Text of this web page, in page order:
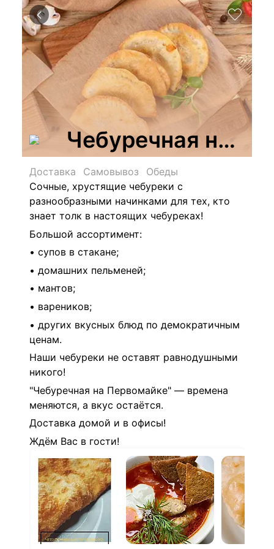
Чебуречная на
Доставка Самовывоз
Обеды
Сочные, хрустящие чебуреки с
разнообразными начинками для тех, кто
знает толк в настоящих чебуреках!
Большой ассортимент:
• супов в стакане;
• домашних пельменей;
• мантов;
• вареников;
• других вкусных блюд по демократичным
ценам.
Наши чебуреки не оставят равнодушными
никого!
"Чебуречная на Первомайке" — времена
меняются, а вкус остаётся.
Доставка домой и в офисы!
Ждём Вас в гости!